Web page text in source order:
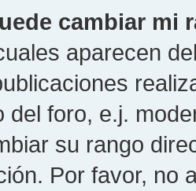
cambiar mi
aparecen
del foro, e.j.
su rango
Por favor, no